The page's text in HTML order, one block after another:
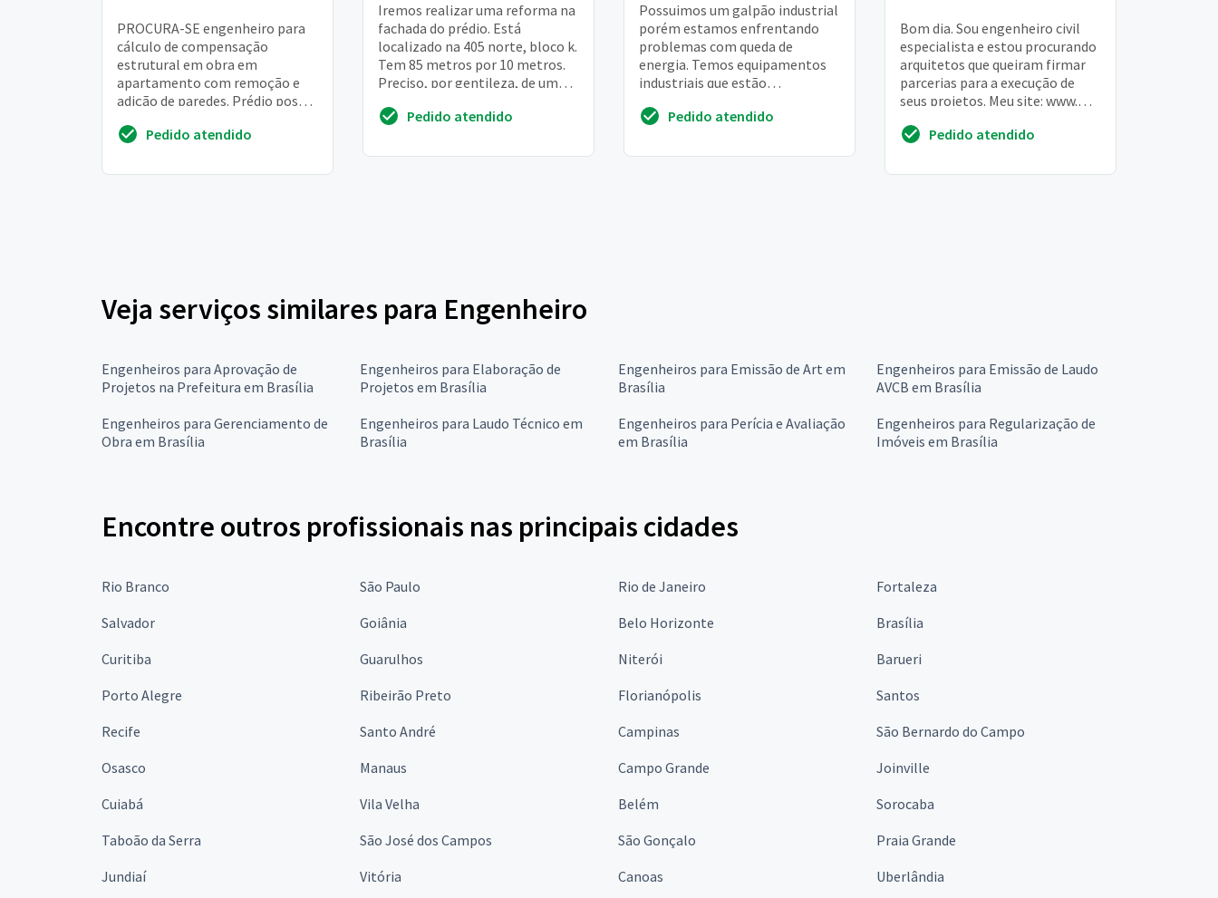
PROCURA-SE engenheiro para
cálculo de compensação
estrutural em obra em
apartamento com remoção e
adição de paredes. Prédio possui
estruturais, sem coluna.
Pedido atendido
Iremos realizar uma reforma na
fachada do prédio. Está
localizado na 405 norte, bloco k.
Tem 85 metros por 10 metros.
Preciso, por gentileza, de um
somente com...
Pedido atendido
Possuimos um galpão industrial
porém estamos enfrentando
problemas com queda de
energia. Temos equipamentos
industriais que estão
disjuntor cai
Pedido atendido
Bom dia. Sou engenheiro civil
especialista e estou procurando
arquitetos que queiram firmar
parcerias para a execução de
seus projetos. Meu site: www.
Pedido atendido
Veja serviços similares para Engenheiro
Engenheiros para Aprovação de
Projetos na Prefeitura em Brasília
Engenheiros para Elaboração de
Projetos em Brasília
Engenheiros para Emissão de Art em
Brasília
Engenheiros para Emissão de Laudo
AVCB em Brasília
Engenheiros para Gerenciamento de
Obra em Brasília
Engenheiros para Laudo Técnico em
Brasília
Engenheiros para Perícia e Avaliação
em Brasília
Engenheiros para Regularização de
Imóveis em Brasília
Encontre outros profissionais nas principais cidades
Rio Branco São Paulo Rio de Janeiro
Fortaleza
Salvador
Goiânia Belo Horizonte
Brasília
Curitiba
Guarulhos Niterói
Barueri
Porto Alegre
Ribeirão Preto Florianópolis
Santos
Recife
Santo André Campinas
São Bernardo do Campo
Osasco
Manaus Campo Grande
Joinville
Cuiabá
Vila Velha Belém
Sorocaba
Taboão da Serra
São José dos Campos São Gonçalo
Praia Grande
Jundiaí
Vitória Canoas Uberlândia